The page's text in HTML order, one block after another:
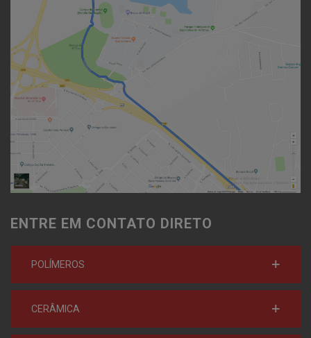
ENTRE EM CONTATO DIRETO
POLÍMEROS
CERÂMICA